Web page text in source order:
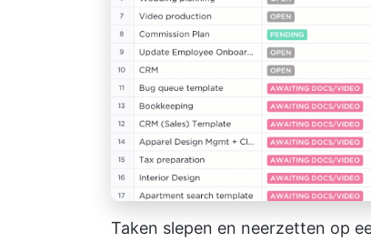
Taken slepen en neerzetten op